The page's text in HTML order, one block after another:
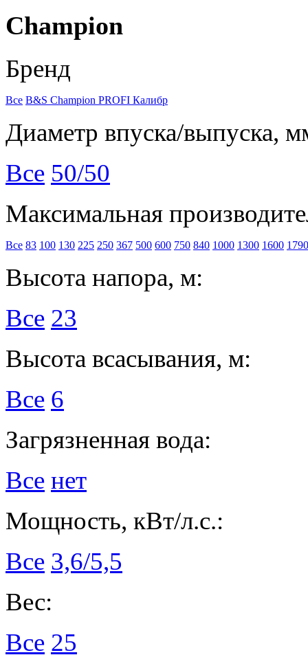
Champion
Бренд
Все B&S Champion PROFI Калибр
Диаметр впуска/выпуска,
Все 50/50
Максимальная
Все 83 100 130 225 250 367 500 600 750 840 1000 1300 1600 1790
Высота напора, м:
Все 23
Высота всасывания, м:
Все 6
Загрязненная вода:
Все нет
Мощность, кВт/л.с.:
Все 3,6/5,5
Вес:
Все 25